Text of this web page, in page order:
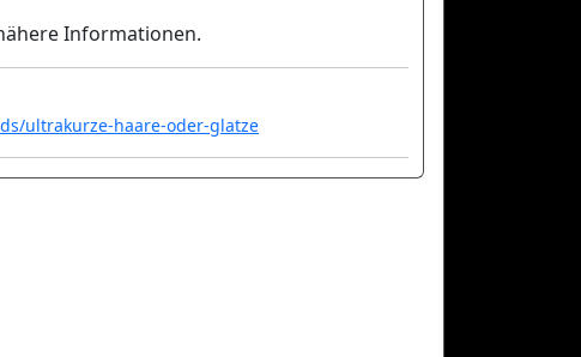
Informationen.
ultrakurze-haare-oder-glatze